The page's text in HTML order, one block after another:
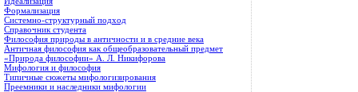
Формализация
Системно-структурный подход
Справочник студента
Философия природы в античности и в средние века
Античная философия как общеобразовательный предмет
«Природа философии» А. Л. Никифорова
Мифология и философия
Типичные сюжеты мифологизирования
Преемники и наследники мифологии